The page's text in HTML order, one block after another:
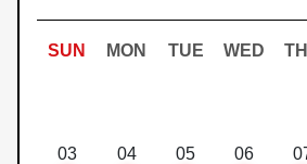
SUN MON TUE WED
03 04 05 06